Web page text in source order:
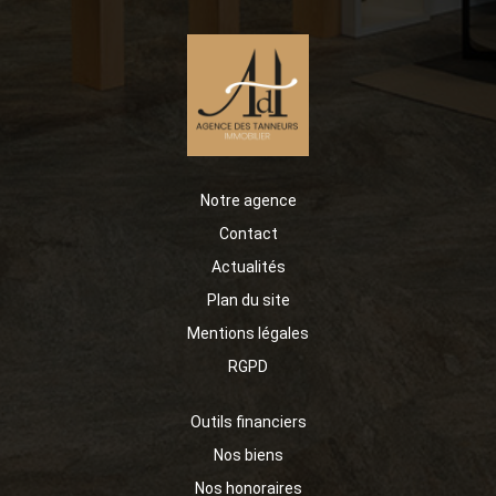
Notre agence
Contact
Actualités
Plan du site
Mentions légales
RGPD
Outils financiers
Nos biens
Nos honoraires